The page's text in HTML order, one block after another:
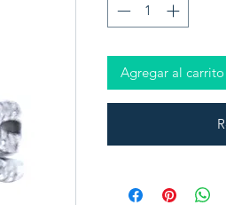
Agregar al carrito